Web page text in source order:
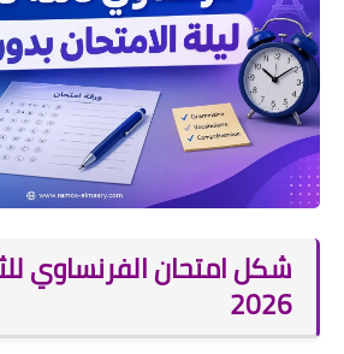
شكل امتحان الفرنساوي
2026